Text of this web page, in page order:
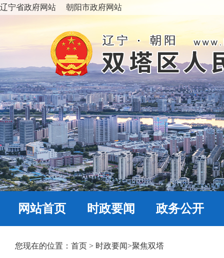
辽宁省政府网站 朝阳市政府网站
网站首页 时政要闻 政务公开
您现在的位置： 首页 > 时政要闻>聚焦双塔